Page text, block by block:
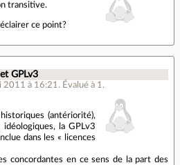
transitive.
ce point?
GPLv3
2011 à 16:21 . Évalué à 1 .
(antériorité),
la GPLv3
dans les « licences
concordantes en ce sens de la part des